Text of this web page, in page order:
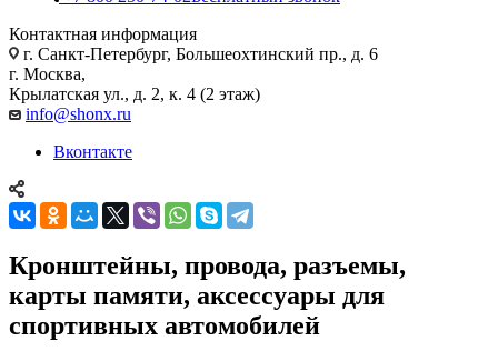
Контактная информация
г. Санкт-Петербург, Большеохтинский пр., д. 6
г. Москва,
Крылатская ул., д. 2, к. 4 (2 этаж)
info@shonx.ru
Вконтакте
Кронштейны, провода, разъемы,
карты памяти, аксессуары для
спортивных автомобилей